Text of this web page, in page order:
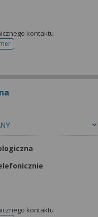
kontaktu
do rejestracji
kontaktu